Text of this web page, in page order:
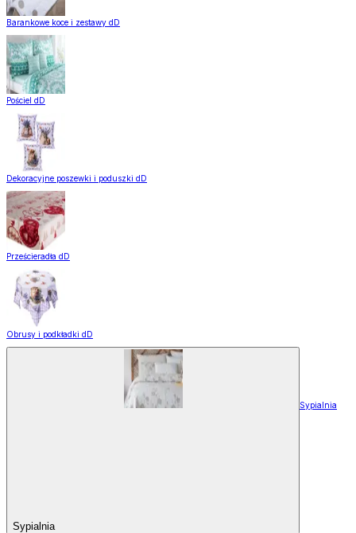
Barankowe koce i zestawy dD
Pościel dD
Dekoracyjne poszewki i poduszki dD
Prześcieradła dD
Obrusy i podkładki dD
Sypialnia
Sypialnia